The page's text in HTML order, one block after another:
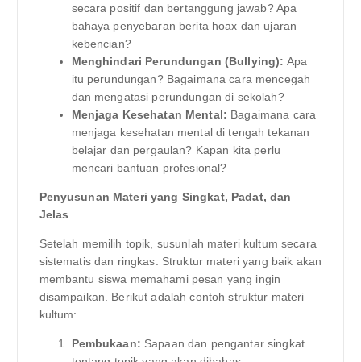
secara positif dan bertanggung jawab? Apa
bahaya penyebaran berita hoax dan ujaran
kebencian?
Menghindari Perundungan (Bullying): Apa
itu perundungan? Bagaimana cara mencegah
dan mengatasi perundungan di sekolah?
Menjaga Kesehatan Mental: Bagaimana cara
menjaga kesehatan mental di tengah tekanan
belajar dan pergaulan? Kapan kita perlu
mencari bantuan profesional?
Penyusunan Materi yang Singkat, Padat, dan
Jelas
Setelah memilih topik, susunlah materi kultum secara
sistematis dan ringkas. Struktur materi yang baik akan
membantu siswa memahami pesan yang ingin
disampaikan. Berikut adalah contoh struktur materi
kultum:
Pembukaan: Sapaan dan pengantar singkat